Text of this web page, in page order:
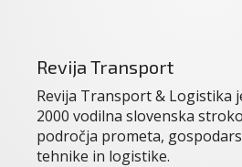
Revija Transport
Revija Transport & Logistika
2000 vodilna slovenska
področja prometa,
tehnike in logistike.